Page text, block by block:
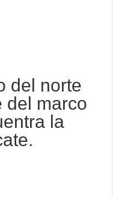
del norte
del marco
la